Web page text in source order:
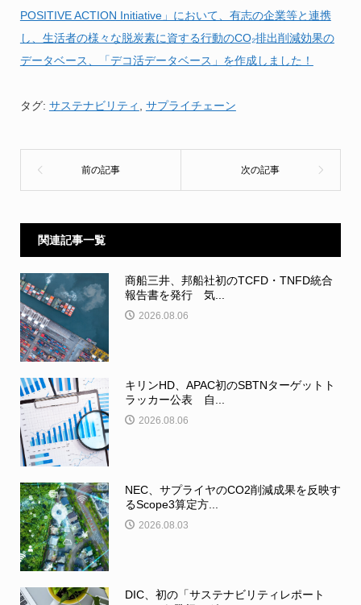
POSITIVE ACTION Initiative」において、有志の企業等と連携
し、生活者の様々な脱炭素に資する行動のCO₂排出削減効果の
データベース、「デコ活データベース」を作成しました！
タグ: サステナビリティ サプライチェーン
関連記事一覧
商船三井、邦船社初のTCFD・TNFD統合
報告書を発行 気...
2026.08.06
キリンHD、APAC初のSBTNターゲットト
ラッカー公表 自...
2026.08.06
NEC、サプライヤのCO2削減成果を反映す
るScope3算定方...
2026.08.03
DIC、初の「サステナビリティレポート